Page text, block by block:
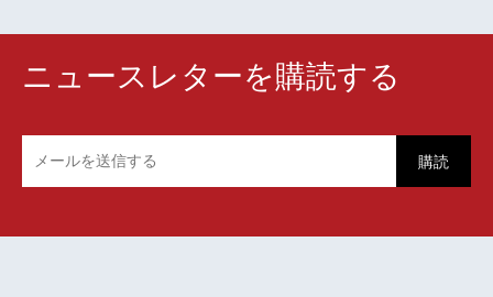
ニュースレターを購読する
購読